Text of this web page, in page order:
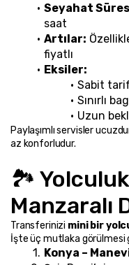
Seyahat
saat
Artılar:
fiyatlı
Eksiler:
Sabit
Sınırlı
Uzun
Paylaşımlı servisler
az konforludur.
🏞️ Yolculuk
Manzaralı
Transferinizi mini bir
İşte üç mutlaka görülmesi
Konya –